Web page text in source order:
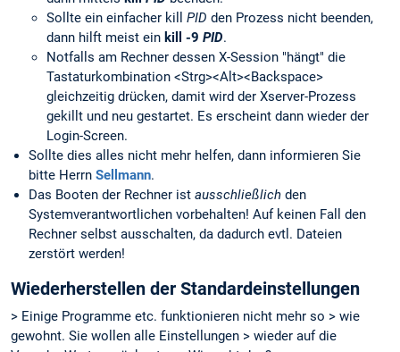
Sollte ein einfacher kill PID den Prozess nicht beenden,
dann hilft meist ein kill -9 PID.
Notfalls am Rechner dessen X-Session "hängt" die
Tastaturkombination <Strg><Alt><Backspace>
gleichzeitig drücken, damit wird der Xserver-Prozess
gekillt und neu gestartet. Es erscheint dann wieder der
Login-Screen.
Sollte dies alles nicht mehr helfen, dann informieren Sie
bitte Herrn Sellmann.
Das Booten der Rechner ist ausschließlich den
Systemverantwortlichen vorbehalten! Auf keinen Fall den
Rechner selbst ausschalten, da dadurch evtl. Dateien
zerstört werden!
Wiederherstellen der Standardeinstellungen
> Einige Programme etc. funktionieren nicht mehr so > wie
gewohnt. Sie wollen alle Einstellungen > wieder auf die